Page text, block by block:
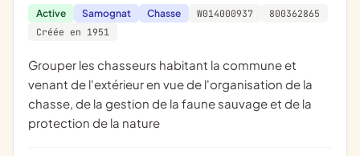
Active Samognat Chasse W014000937
800362865
Créée en 1951
grouper les chasseurs habitant la commune et
venant de l'extérieur en vue de l'organisation de la
chasse, de la gestion de la faune sauvage et de la
protection de la nature